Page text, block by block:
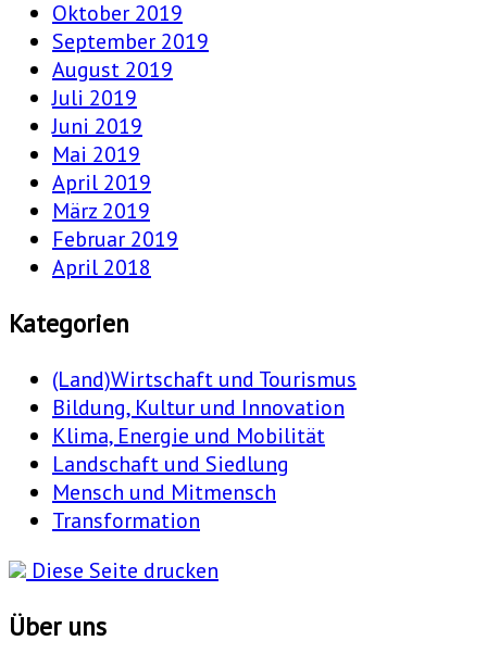
Oktober 2019
September 2019
August 2019
Juli 2019
Juni 2019
Mai 2019
April 2019
März 2019
Februar 2019
April 2018
Kategorien
(Land)Wirtschaft und Tourismus
Bildung, Kultur und Innovation
Klima, Energie und Mobilität
Landschaft und Siedlung
Mensch und Mitmensch
Transformation
Diese Seite drucken
Über uns